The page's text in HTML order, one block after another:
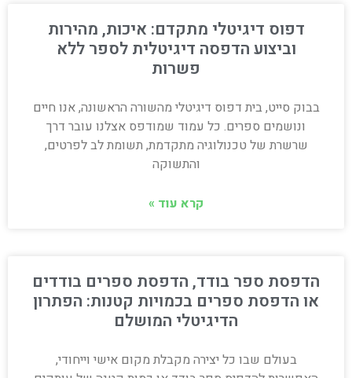
דפוס דיגיטלי מתקדם: איכות, מהירות
וביצוע הדפסה דיגיטלית לספר ללא
פשרות
בבוק סייט, בית דפוס דיגיטלי מהשורה הראשונה, אנו חיים
ונושמים ספרים. כל עמוד שמודפס אצלנו עובר דרך
שרשרת של טכנולוגיה מתקדמת, תשומת לב לפרטים,
והתשוקה
קרא עוד »
הדפסת ספר בודד, הדפסת ספרים בודדים
או הדפסת ספרים בכמויות קטנות: הפתרון
הדיגיטלי המושלם
בעולם שבו כל יצירה מקבלת מקום אישי וייחודי,